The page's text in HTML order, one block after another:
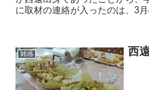
に取材の連絡が入ったのは、3
雑感 西